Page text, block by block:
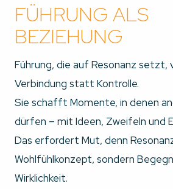
FÜHRUNG ALS
BEZIEHUNG
Führung, die auf Resonanz
Verbindung statt Kontrolle.
Sie schafft Momente, in denen
dürfen – mit Ideen, Zweifeln und
Das erfordert Mut, denn
Wohlfühlkonzept, sondern
Wirklichkeit.